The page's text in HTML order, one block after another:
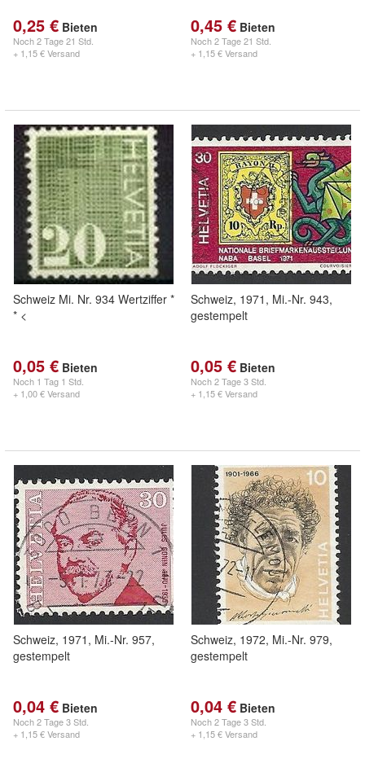
0,25 € Bieten
Noch2 Tage 21 Std.
+ 1,15 € Versand
0,45 € Bieten
Noch2 Tage 21 Std.
+ 1,15 € Versand
Schweiz Mi. Nr. 934 Wertziffer *
* <
0,05 € Bieten
Noch 1 Tag 1 Std.
+ 1,00 € Versand
Schweiz, 1971, Mi.-Nr. 943,
gestempelt
0,05 € Bieten
Noch2 Tage 3 Std.
+ 1,15 € Versand
Schweiz, 1971, Mi.-Nr. 957,
gestempelt
0,04 € Bieten
Noch2 Tage 3 Std.
+ 1,15 € Versand
Schweiz, 1972, Mi.-Nr. 979,
gestempelt
0,04 € Bieten
Noch2 Tage 3 Std.
+ 1,15 € Versand